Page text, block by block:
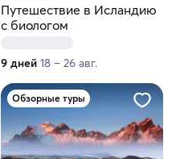
Путешествие в Исландию
с биологом
9 дней 18 – 26 авг.
Обзорные туры